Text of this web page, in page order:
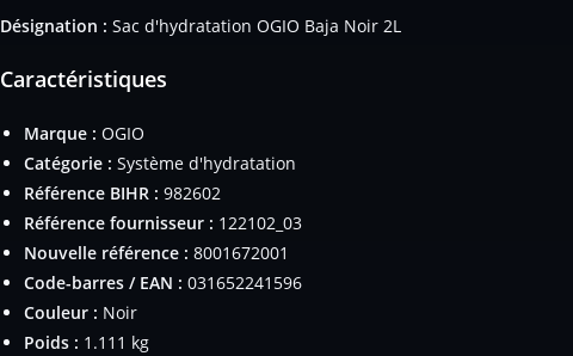
Désignation : Sac d'hydratation OGIO Baja Noir 2L
Caractéristiques
Marque : OGIO
Catégorie : Système d'hydratation
Référence BIHR : 982602
Référence fournisseur : 122102_03
Nouvelle référence : 8001672001
Code-barres / EAN : 031652241596
Couleur : Noir
Poids : 1.111 kg